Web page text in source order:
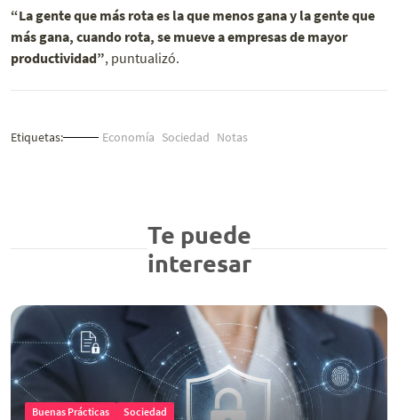
“La gente que más rota es la que menos gana y la gente que
más gana, cuando rota, se mueve a empresas de mayor
productividad”, puntualizó.
Etiquetas: Economía Sociedad Notas
Te puede
interesar
Buenas Prácticas Sociedad